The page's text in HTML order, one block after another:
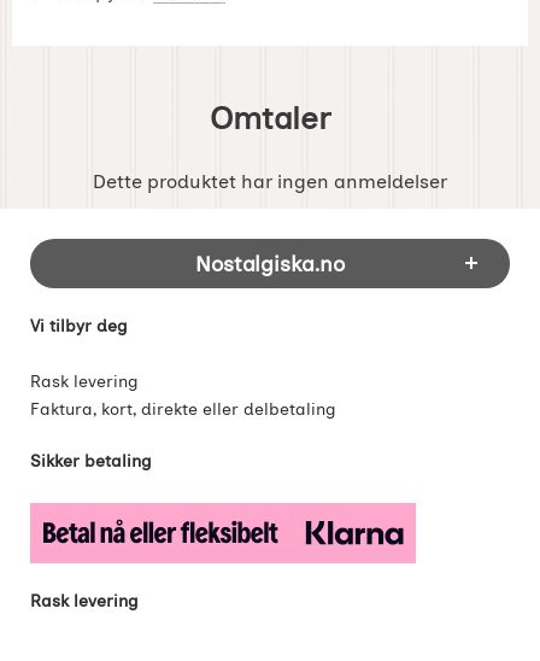
Omtaler
Dette produktet har ingen anmeldelser
Footer-innhold Blandet informasjon og
Nostalgiska.no
Vi tilbyr deg
Rask levering
Faktura, kort, direkte eller delbetaling
Sikker betaling
Rask levering